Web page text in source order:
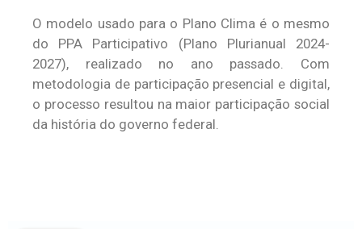
O modelo usado para o Plano Clima é o mesmo
do PPA Participativo (Plano Plurianual 2024-
2027), realizado no ano passado. Com
metodologia de participação presencial e digital,
o processo resultou na maior participação social
da história do governo federal.